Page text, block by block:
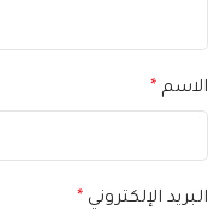
الاسم *
البريد الإلكتروني *